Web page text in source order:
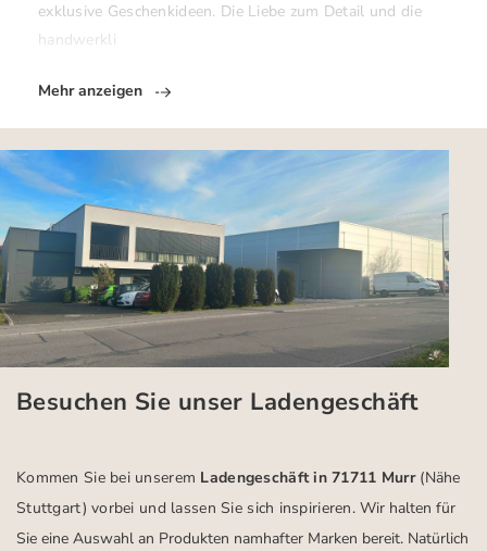
exklusive Geschenkideen. Die Liebe zum Detail und die
handwerkli
Mehr anzeigen
Besuchen Sie unser Ladengeschäft
Kommen Sie bei unserem Ladengeschäft in 71711 Murr (Nähe
Stuttgart) vorbei und lassen Sie sich inspirieren.Wir halten für
Sie eine Auswahl an Produkten namhafter Marken bereit. Natürlich